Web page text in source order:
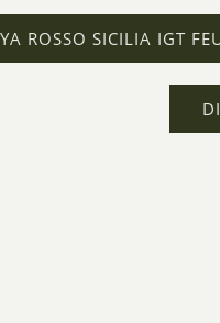
ROSSO SICILIA IGT